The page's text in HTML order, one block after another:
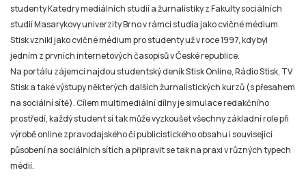
studenty Katedry mediálních studií a žurnalistiky z Fakulty sociálních
studií Masarykovy univerzity Brno v rámci studia jako cvičné médium.
Stisk vznikl jako cvičné médium pro studenty už v roce 1997, kdy byl
jedním z prvních internetových časopisů v České republice.
Na portálu zájemci najdou studentský deník Stisk Online, Rádio Stisk, TV
Stisk a také výstupy některých dalších žurnalistických kurzů (s přesahem
na sociální sítě). Cílem multimediální dílny je simulace redakčního
prostředí, každý student si tak může vyzkoušet všechny základní role při
výrobě online zpravodajského či publicistického obsahu i související
působení na sociálních sítích a připravit se tak na praxi v různých typech
médií.